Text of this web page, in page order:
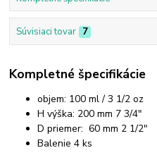
Súvisiaci tovar 7
Kompletné špecifikácie
objem: 100 ml / 3 1/2 oz
H výška: 200 mm 7 3/4"
D priemer: 60 mm 2 1/2"
Balenie 4 ks